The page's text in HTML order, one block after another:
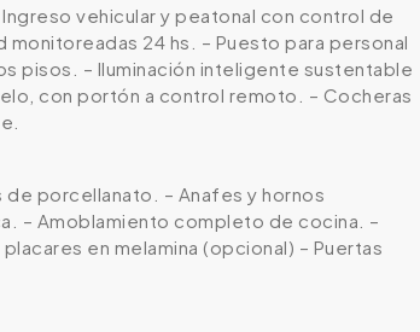
vehicular y peatonal con control de
24 hs. – Puesto para personal
pisos. – Iluminación inteligente sustentable
con portón a control remoto. – Cocheras
porcellanato. – Anafes y hornos
– Amoblamiento completo de cocina. –
en melamina (opcional) – Puertas